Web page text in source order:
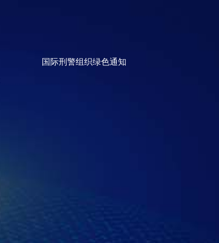
国际刑警组织绿色通知